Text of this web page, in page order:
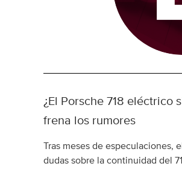
¿El Porsche 718 eléctrico
frena los rumores
Tras meses de especulaciones,
dudas sobre la continuidad del